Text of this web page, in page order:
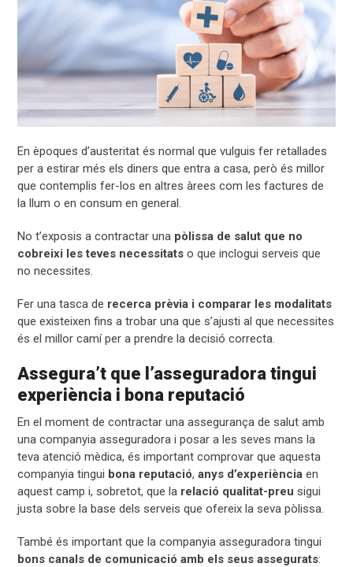
En èpoques d’austeritat és normal que vulguis fer retallades
per a estirar més els diners que entra a casa, però és millor
que contemplis fer-los en altres àrees com les factures de
la llum o en consum en general.
No t’exposis a contractar una pòlissa de salut que no
cobreixi les teves necessitats o que inclogui serveis que
no necessites.
Fer una tasca de recerca prèvia i comparar les modalitats
que existeixen fins a trobar una que s’ajusti al que necessites
és el millor camí per a prendre la decisió correcta.
Assegura’t que l’asseguradora tingui
experiència i bona reputació
En el moment de contractar una assegurança de salut amb
una companyia asseguradora i posar a les seves mans la
teva atenció mèdica, és important comprovar que aquesta
companyia tingui bona reputació,anys d’experiència en
aquest camp i, sobretot, que la relació qualitat-preu sigui
justa sobre la base dels serveis que ofereix la seva pòlissa.
També és important que la companyia asseguradora tingui
bons canals de comunicació amb els seus assegurats: